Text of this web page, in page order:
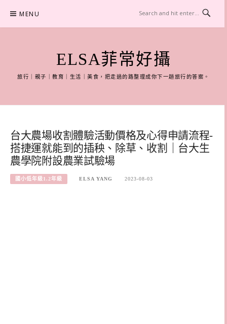
content
MENU
ELSA菲常好攝
旅行｜親子｜教育｜生活｜美食，把走過的路整理成你下一趟旅行的答案。
台大農場收割體驗活動價格及心得申請流程-
搭捷運就能到的插秧、除草、收割｜台大生
農學院附設農業試驗場
國小低年級1.2年級 ELSA YANG 2023-08-03